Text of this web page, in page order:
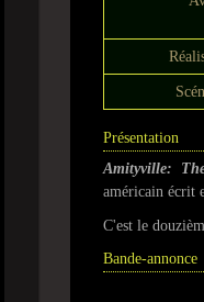
Présentation
Amityville:
américain écrit
C'est le
Bande-annonce